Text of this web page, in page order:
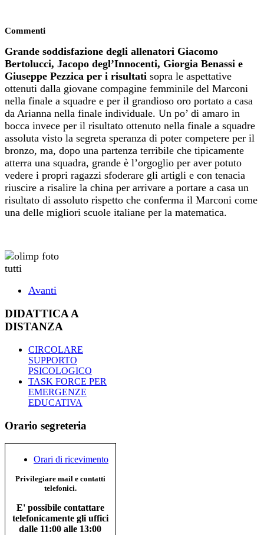
Commenti
Grande soddisfazione degli allenatori Giacomo
Bertolucci, Jacopo degl’Innocenti, Giorgia Benassi e
Giuseppe Pezzica per i risultati sopra le aspettative
ottenuti dalla giovane compagine femminile del Marconi
nella finale a squadre e per il grandioso oro portato a casa
da Arianna nella finale individuale. Un po’ di amaro in
bocca invece per il risultato ottenuto nella finale a squadre
assoluta visto la segreta speranza di poter competere per il
bronzo, ma, dopo una partenza terribile che tipicamente
atterra una squadra, grande è l’orgoglio per aver potuto
vedere i propri ragazzi sfoderare gli artigli e con tenacia
riuscire a risalire la china per arrivare a portare a casa un
risultato di assoluto rispetto che conferma il Marconi come
una delle migliori scuole italiane per la matematica.
Avanti
DIDATTICA A
DISTANZA
CIRCOLARE
SUPPORTO
PSICOLOGICO
TASK FORCE PER
EMERGENZE
EDUCATIVA
Orario segreteria
Orari di ricevimento
Privilegiare mail e contatti
telefonici.
E' possibile contattare
telefonicamente gli uffici
dalle 11:00 alle 13:00